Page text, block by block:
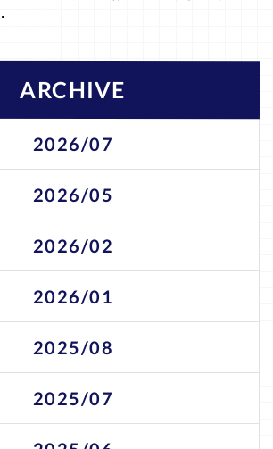
ARCHIVE
2026/07
2026/05
2026/02
2026/01
2025/08
2025/07